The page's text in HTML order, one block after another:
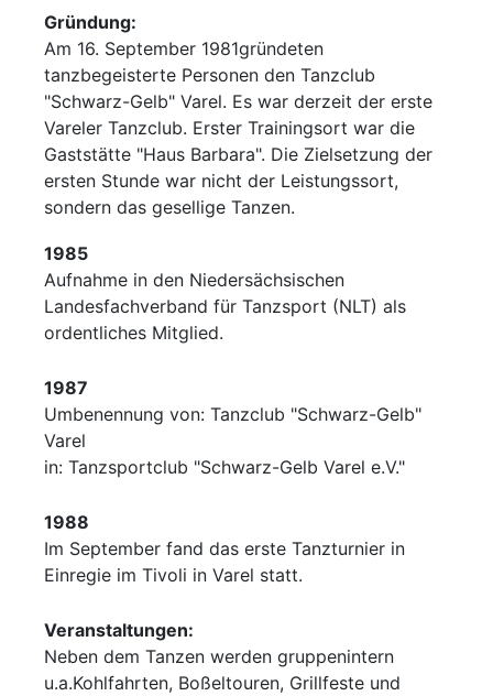
Gründung:
Am 16. September 1981gründeten
tanzbegeisterte Personen den Tanzclub
"Schwarz-Gelb" Varel. Es war derzeit der erste
Vareler Tanzclub. Erster Trainingsort war die
Gaststätte "Haus Barbara". Die Zielsetzung der
ersten Stunde war nicht der Leistungssort,
sondern das gesellige Tanzen.
1985
Aufnahme in den Niedersächsischen
Landesfachverband für Tanzsport (NLT) als
ordentliches Mitglied.
1987
Umbenennung von: Tanzclub "Schwarz-Gelb"
Varel
in: Tanzsportclub "Schwarz-Gelb Varel e.V."
1988
Im September fand das erste Tanzturnier in
Einregie im Tivoli in Varel statt.
Veranstaltungen:
Neben dem Tanzen werden gruppenintern
u.a.Kohlfahrten, Boßeltouren, Grillfeste und